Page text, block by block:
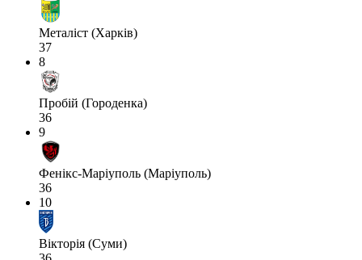
Металіст (Харків)
37
8
Пробій (Городенка)
36
9
Фенікс-Маріуполь (Маріуполь)
36
10
Вікторія (Суми)